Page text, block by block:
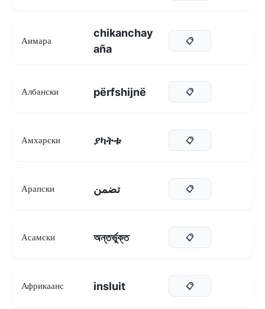
Аимара
chikanchay
aña
📋
Албански përfshijnë 📋
Амхарски ያካትቱ 📋
Арапски تضمن 📋
Асамски অন্তৰ্ভুক্ত 📋
Африкаанс insluit 📋